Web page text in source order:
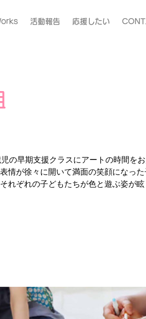
活動報告 応援したい
の早期支援クラスにアートの時間を
情が徐々に開いて満面の笑顔になっ
れぞれの子どもたちが色と遊ぶ姿が